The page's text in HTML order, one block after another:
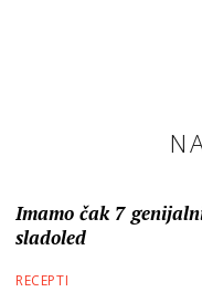
Imamo čak 7
sladoled
RECEPTI